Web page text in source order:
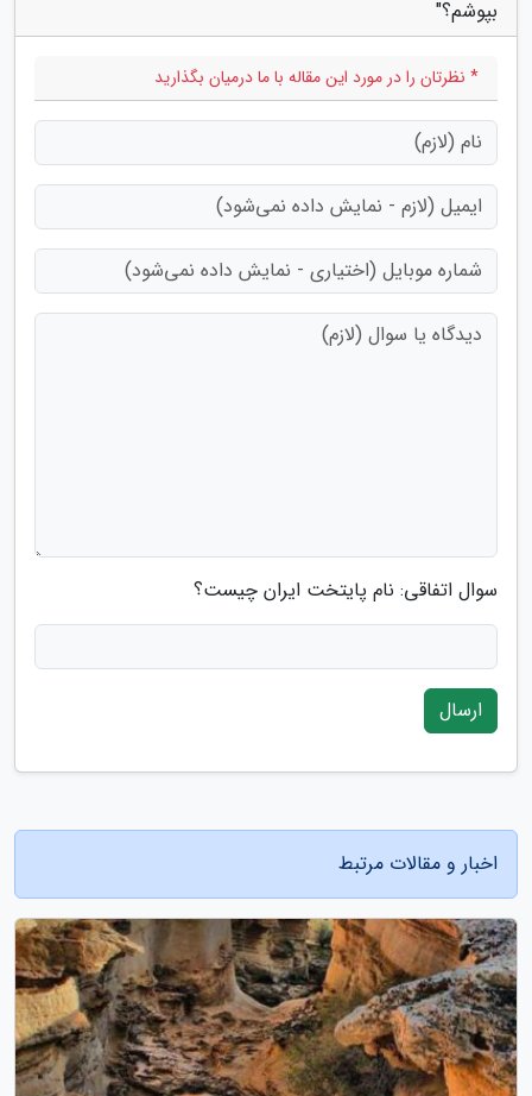
بپوشم؟"
* نظرتان را در مورد این مقاله با ما درمیان بگذارید
سوال اتفاقی: نام پایتخت ایران چیست؟
ارسال
اخبار و مقالات مرتبط